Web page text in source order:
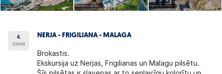
4.
diena
NERJA - FRIGILIANA - MALAGA
Brokastis.
Ekskursija uz Nerjas, Frigilianas un Malagu pilsētu.